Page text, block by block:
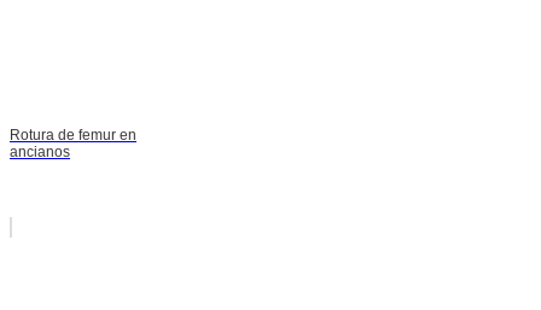
Rotura de femur en
ancianos